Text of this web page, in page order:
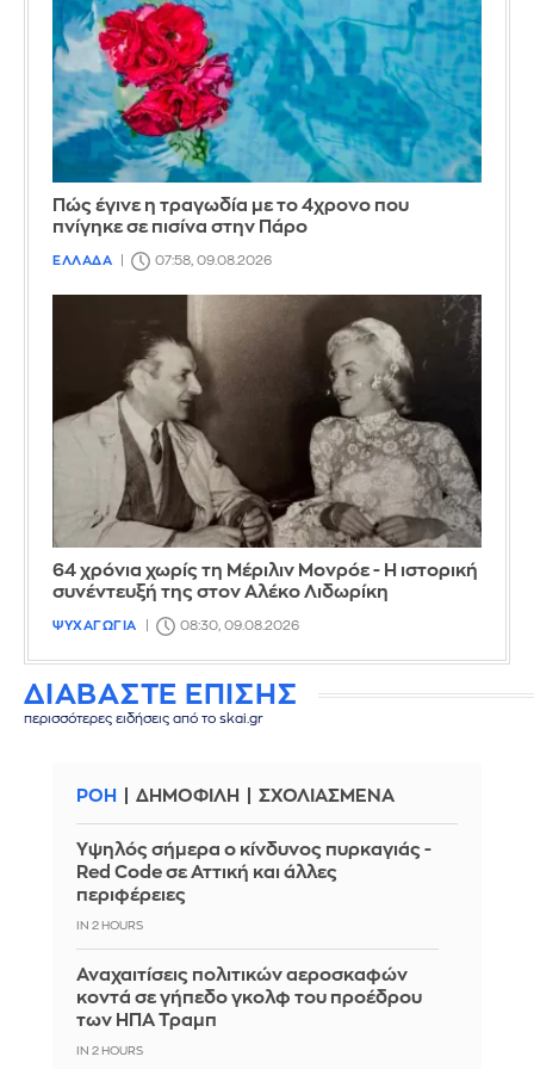
Πώς έγινε η τραγωδία με το 4χρονο που
πνίγηκε σε πισίνα στην Πάρο
ΕΛΛΑΔΑ 07:58, 09.08.2026
64 χρόνια χωρίς τη Μέριλιν Μονρόε - Η ιστορική
συνέντευξή της στον Αλέκο Λιδωρίκη
ΨΥΧΑΓΩΓΙΑ 08:30, 09.08.2026
ΔΙΑΒΑΣΤΕ ΕΠΙΣΗΣ
περισσότερες ειδήσεις από το skai.gr
ΡΟΗ ΔΗΜΟΦΙΛΗ ΣΧΟΛΙΑΣΜΕΝΑ
Υψηλός σήμερα ο κίνδυνος πυρκαγιάς -
Red Code σε Αττική και άλλες
περιφέρειες
IN 2 HOURS
Αναχαιτίσεις πολιτικών αεροσκαφών
κοντά σε γήπεδο γκολφ του προέδρου
των ΗΠΑ Τραμπ
IN 2 HOURS